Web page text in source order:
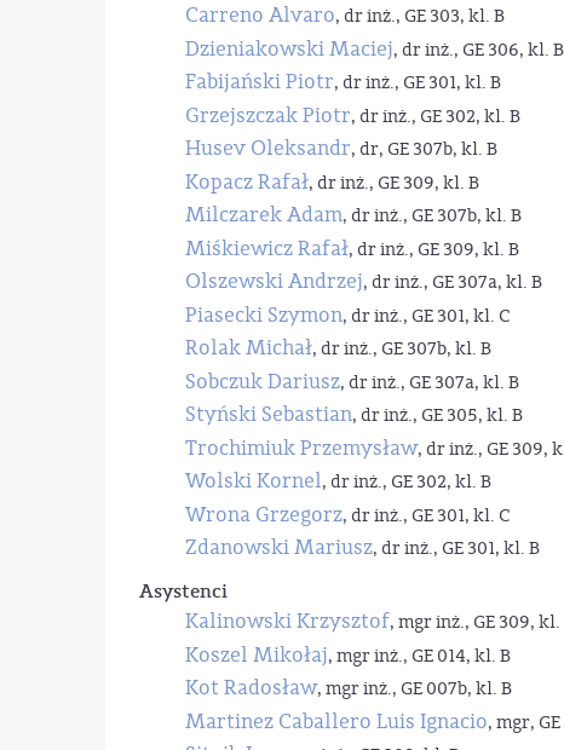
Carreno Alvaro, dr inż., GE 303, kl. B
Dzieniakowski Maciej, dr inż., GE 306, kl. B
Fabijański Piotr, dr inż., GE 301, kl. B
Grzejszczak Piotr, dr inż., GE 302, kl. B
Husev Oleksandr, dr, GE 307b, kl. B
Kopacz Rafał, dr inż., GE 309, kl. B
Milczarek Adam, dr inż., GE 307b, kl. B
Miśkiewicz Rafał, dr inż., GE 309, kl. B
Olszewski Andrzej, dr inż., GE 307a, kl. B
Piasecki Szymon, dr inż., GE 301, kl. C
Rolak Michał, dr inż., GE 307b, kl. B
Sobczuk Dariusz, dr inż., GE 307a, kl. B
Styński Sebastian, dr inż., GE 305, kl. B
Trochimiuk Przemysław, dr inż., GE 309,
Wolski Kornel, dr inż., GE 302, kl. B
Wrona Grzegorz, dr inż., GE 301, kl. C
Zdanowski Mariusz, dr inż., GE 301, kl. B
Asystenci
Kalinowski Krzysztof, mgr inż., GE 309, kl.
Koszel Mikołaj, mgr inż., GE 014, kl. B
Kot Radosław, mgr inż., GE 007b, kl. B
Martinez Caballero Luis Ignacio, mgr,